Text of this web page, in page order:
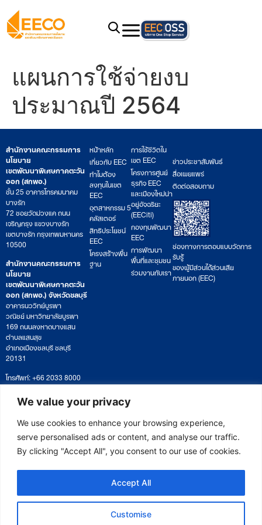
We value your privacy
We use cookies to enhance your browsing experience,
serve personalised ads or content, and analyse our traffic.
By clicking "Accept All", you consent to our use of cookies.
Customise
Accept All
แผนการใช้จ่ายงบ
ประมาณปี 2564
สำนักงานคณะกรรมการ
นโยบาย
เขตพัฒนาพิเศษภาคตะวัน
ออก (สกพอ.)
ชั้น 25 อาคารโทรคมนาคม
บางรัก
72 ซอยวัดม่วงแค ถนน
เจริญกรุง แขวงบางรัก
เขตบางรัก กรุงเทพมหานคร
10500
สำนักงานคณะกรรมการ
นโยบาย
เขตพัฒนาพิเศษภาคตะวัน
ออก (สกพอ.) จังหวัดชลบุรี
อาคารนววิทย์บูรพา
วณิชย์ มหาวิทยาลัยบูรพา
169 ถนนลงหาดบางแสน
ตำบลแสนสุข
อำเภอเมืองชลบุรี ชลบุรี
20131
โทรศัพท์: +66 2033 8000
เวลาทำการ: จันทร์ – ศุกร์
09:00 – 17:00 น.
ติดตามหนังสือหรือยื่นเอกสาร
saraban@eeco.or.th
หน้าหลัก
เกี่ยวกับ EEC
ทำไมต้อง
ลงทุนในเขต
EEC
อุตสาหกรรม 5
คลัสเตอร์
สิทธิประโยชน์
EEC
โครงสร้างพื้น
ฐาน
การใช้ชีวิตใน
เขต EEC
โครงการศูนย์
ธุรกิจ EEC
และเมืองใหม่น่า
อยู่อัจฉริยะ
(EECiti)
กองทุนพัฒนา
EEC
การพัฒนา
พื้นที่และชุมชน
ร่วมงานกับเรา
ข่าวประชาสัมพันธ์
สื่อเผยแพร่
ติดต่อสอบถาม
ช่องทางการตอบแบบวัดการ
รับรู้
ของผู้มีส่วนได้ส่วนเสีย
ภายนอก (EEC)
Copyright © 2025 Eastern Economic Corridor Office (EECO)